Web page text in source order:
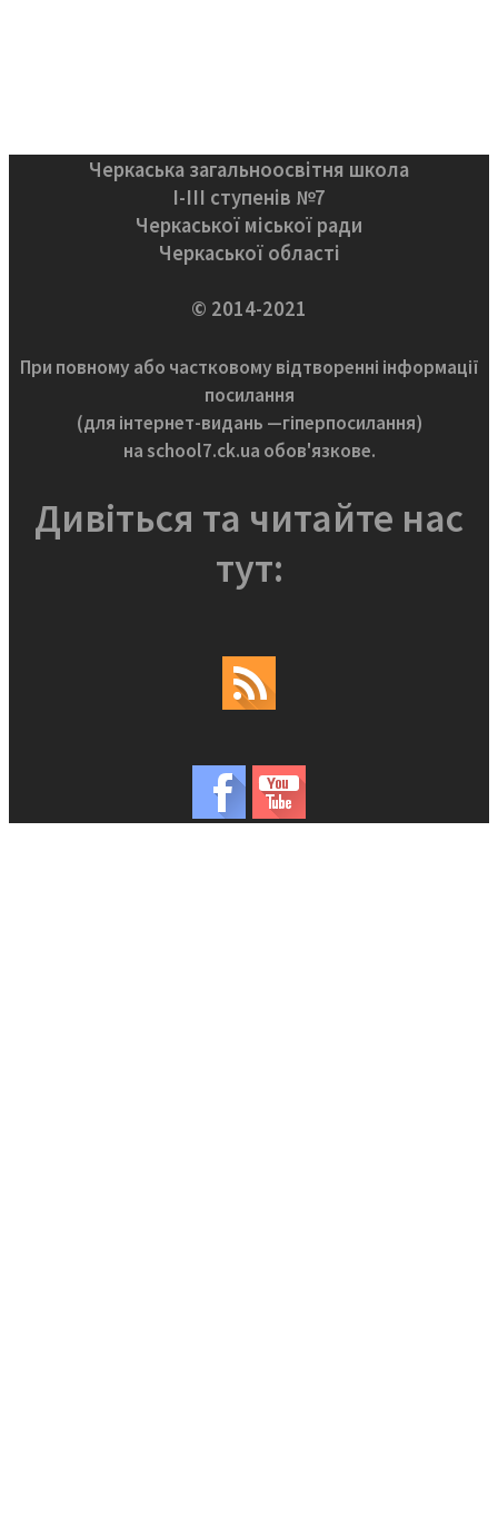
Черкаська загальноосвітня школа
І-ІІІ ступенів №7
Черкаської міської ради
Черкаської області
© 2014-2021
При повному або частковому відтворенні інформації
посилання
(для інтернет-видань —гіперпосилання)
на school7.ck.ua обов'язкове.
Дивіться та читайте нас
тут: